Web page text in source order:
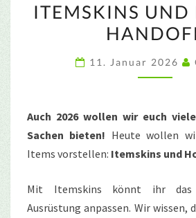
UND
ITEMSKINS UND
11. Januar 2026
Auch 2026 wollen wir euch
Sachen bieten! Heute wollen
Items vorstellen: Itemskins und
Mit Itemskins könnt ihr das
Ausrüstung anpassen. Wir wissen,